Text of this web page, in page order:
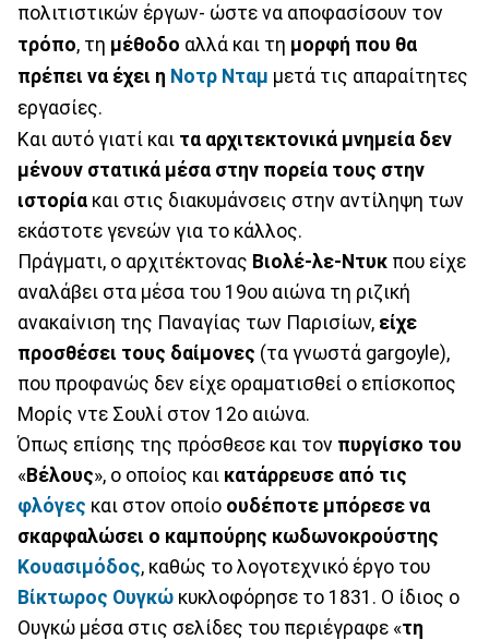
πολιτιστικών έργων- ώστε να αποφασίσουν τον
τρόπο, τη μέθοδο αλλά και τη μορφή που θα
πρέπει να έχει η Νοτρ Νταμ μετά τις απαραίτητες
εργασίες.
Και αυτό γιατί και τα αρχιτεκτονικά μνημεία δεν
μένουν στατικά μέσα στην πορεία τους στην
ιστορία και στις διακυμάνσεις στην αντίληψη των
εκάστοτε γενεών για το κάλλος.
Πράγματι, ο αρχιτέκτονας Βιολέ-λε-Ντυκ που είχε
αναλάβει στα μέσα του 19ου αιώνα τη ριζική
ανακαίνιση της Παναγίας των Παρισίων, είχε
προσθέσει τους δαίμονες (τα γνωστά gargoyle),
που προφανώς δεν είχε οραματισθεί ο επίσκοπος
Μορίς ντε Σουλί στον 12ο αιώνα.
Όπως επίσης της πρόσθεσε και τον πυργίσκο του
«Βέλους», ο οποίος και κατάρρευσε από τις
φλόγες και στον οποίο ουδέποτε μπόρεσε να
σκαρφαλώσει ο καμπούρης κωδωνοκρούστης
Κουασιμόδος, καθώς το λογοτεχνικό έργο του
Βίκτωρος Ουγκώ κυκλοφόρησε το 1831. Ο ίδιος ο
Ουγκώ μέσα στις σελίδες του περιέγραφε «τη